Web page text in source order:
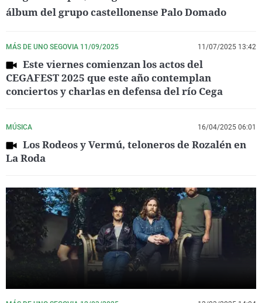
álbum del grupo castellonense Palo Domado
MÁS DE UNO SEGOVIA 11/09/2025 11/07/2025 13:42
Este viernes comienzan los actos del
CEGAFEST 2025 que este año contemplan
conciertos y charlas en defensa del río Cega
MÚSICA 16/04/2025 06:01
Los Rodeos y Vermú, teloneros de Rozalén en
La Roda